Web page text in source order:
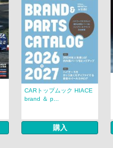
CARトップムック HIACE
brand ＆ p...
購入